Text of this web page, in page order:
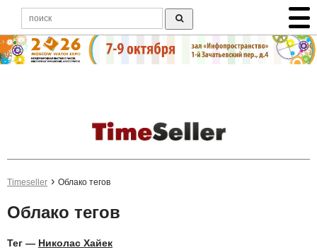
Timeseller Облако тегов
Облако тегов
Тег — Николас Хайек